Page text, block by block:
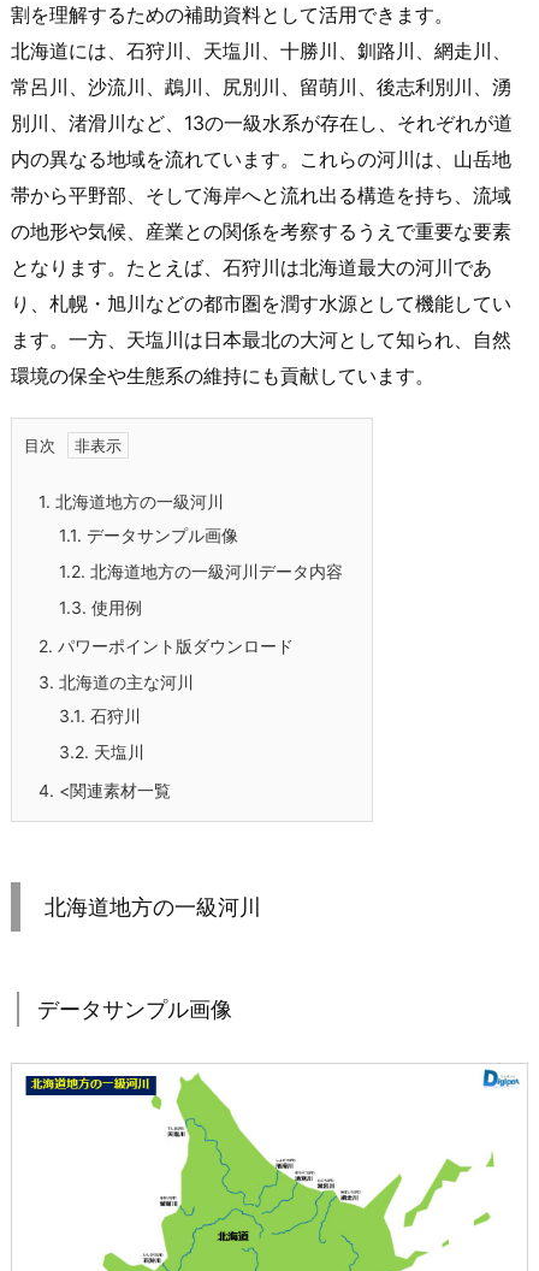
割を理解するための補助資料として活用できます。
北海道には、石狩川、天塩川、十勝川、釧路川、網走川、
常呂川、沙流川、鵡川、尻別川、留萌川、後志利別川、湧
別川、渚滑川など、13の一級水系が存在し、それぞれが道
内の異なる地域を流れています。これらの河川は、山岳地
帯から平野部、そして海岸へと流れ出る構造を持ち、流域
の地形や気候、産業との関係を考察するうえで重要な要素
となります。たとえば、石狩川は北海道最大の河川であ
り、札幌・旭川などの都市圏を潤す水源として機能してい
ます。一方、天塩川は日本最北の大河として知られ、自然
環境の保全や生態系の維持にも貢献しています。
目次
1. 北海道地方の一級河川
1.1. データサンプル画像
1.2. 北海道地方の一級河川データ内容
1.3. 使用例
2. パワーポイント版ダウンロード
3. 北海道の主な河川
3.1. 石狩川
3.2. 天塩川
4. <関連素材一覧
北海道地方の一級河川
データサンプル画像